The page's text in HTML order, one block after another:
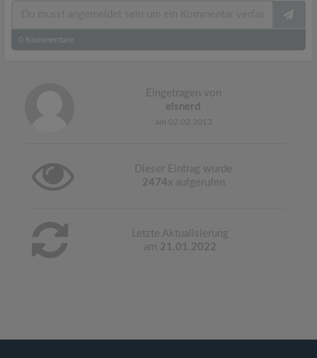
0 Kommentare
Eingetragen von
elsnerd
am 02.02.2013
Dieser Eintrag wurde
2474x aufgerufen
Letzte Aktualisierung
am 21.01.2022